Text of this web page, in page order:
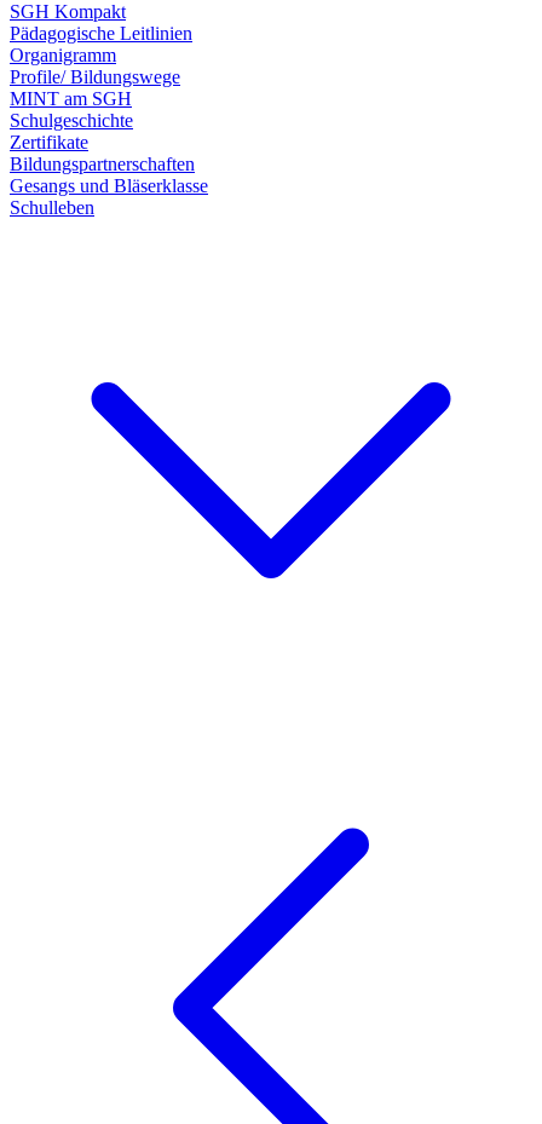
SGH Kompakt
Pädagogische Leitlinien
Organigramm
Profile/ Bildungswege
MINT am SGH
Schulgeschichte
Zertifikate
Bildungspartnerschaften
Gesangs und Bläserklasse
Schulleben